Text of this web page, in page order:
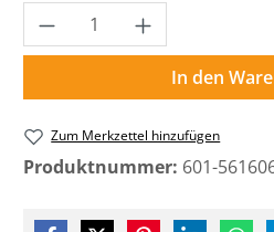
Produkt Anzahl:
In den
Zum Merkzettel hinzufügen
Produktnummer: 601-